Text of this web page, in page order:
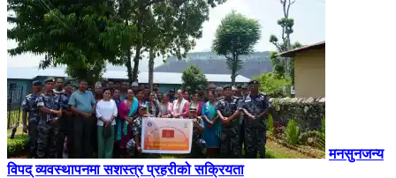
मनसुनजन्य
विपद् व्यवस्थापनमा सशस्त्र प्रहरीको सक्रियता